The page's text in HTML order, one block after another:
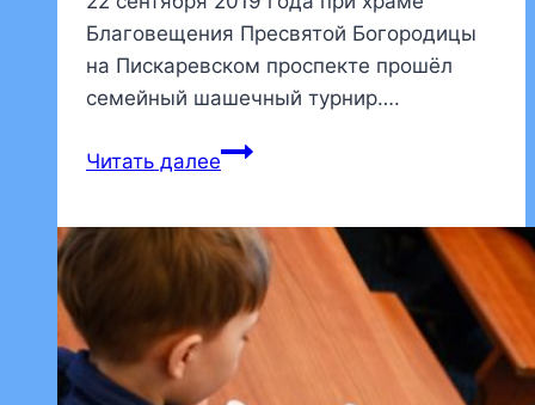
Невскому
Благовещения Пресвятой Богородицы
на Пискаревском проспекте прошёл
семейный шашечный турнир….
Читать далееСемейный